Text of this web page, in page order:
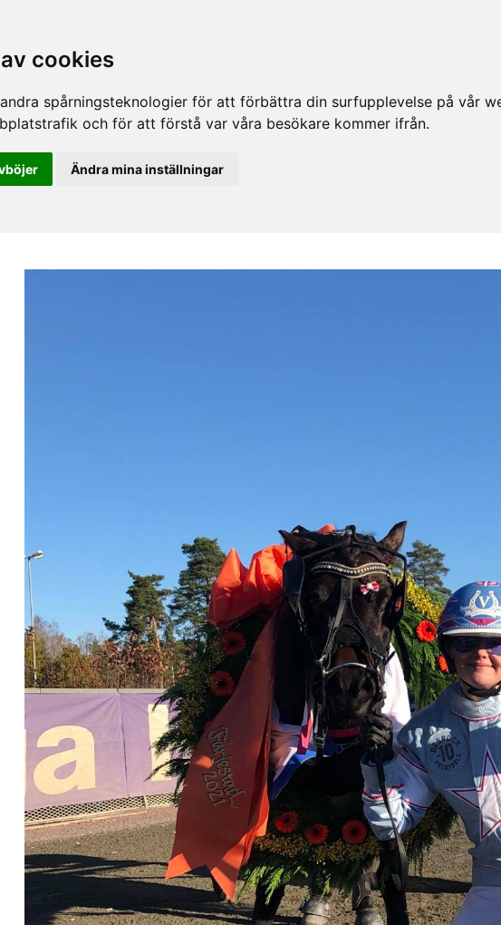
cookies
spårningsteknologier för att förbättra din surfupplevelse på vår
och för att förstå var våra besökare kommer ifrån.
Ändra mina inställningar